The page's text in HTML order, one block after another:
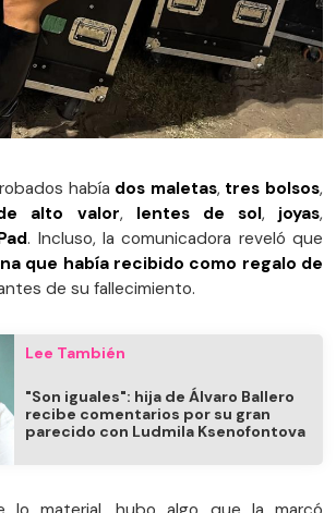
había dos maletas, tres bolsos,
alto valor, lentes de sol, joyas,
. Incluso, la comunicadora reveló que
que había recibido como regalo de
de su fallecimiento.
Lee También
"Son iguales": hija de Álvaro Ballero
recibe comentarios por su gran
parecido con Ludmila Ksenofontova